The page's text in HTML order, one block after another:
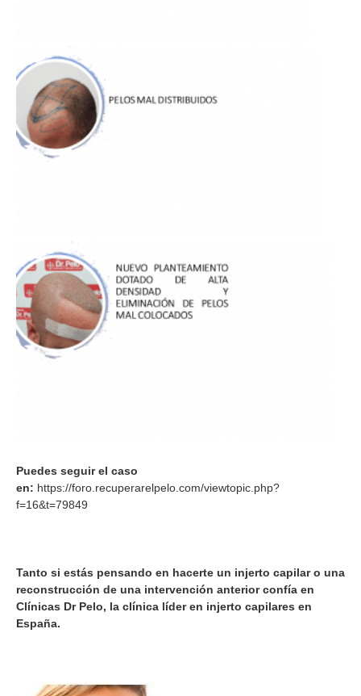
Puedes seguir el caso
en: https://foro.recuperarelpelo.com/viewtopic.php?
f=16&t=79849
Tanto si estás pensando en hacerte un injerto capilar o una
reconstrucción de una intervención anterior confía en
Clínicas Dr Pelo, la clínica líder en injerto capilares en
España.